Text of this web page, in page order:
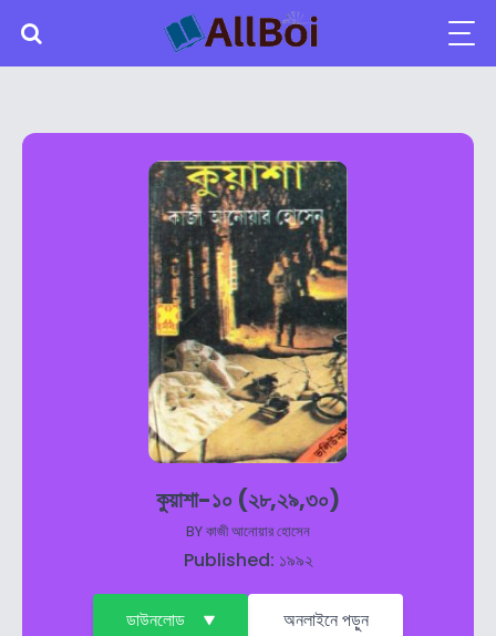
কুয়াশা-১০ (২৮,২৯,৩০)
BYকাজী আনোয়ার হোসেন
Published: ১৯৯২
ডাউনলোড অনলাইনে পড়ুন